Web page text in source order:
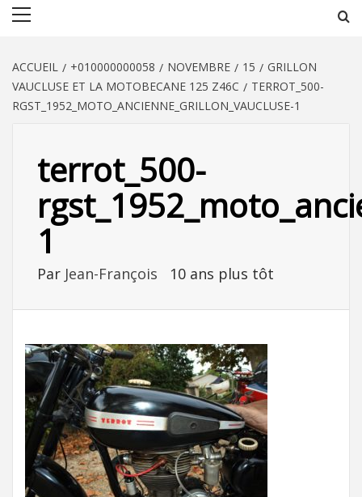
ACCUEIL +010000000058 NOVEMBRE 15
GRILLON
VAUCLUSE ET LA MOTOBECANE 125 Z46C
TERROT_500-
RGST_1952_MOTO_ANCIENNE_GRILLON_VAUCLUSE-1
terrot_500-
1
Par Jean-François 10 ans plus tôt